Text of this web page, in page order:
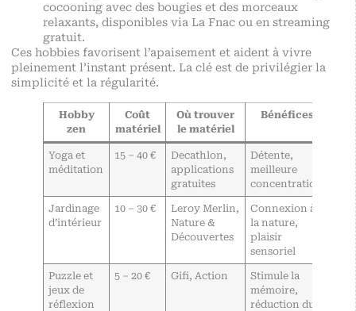
cocooning avec des bougies et des morceaux
relaxants, disponibles via La Fnac ou en streaming
gratuit.
Ces hobbies favorisent l’apaisement et aident à vivre
pleinement l’instant présent. La clé est de privilégier la
simplicité et la régularité.
Hobby
zen
Coût
matériel
Où trouver
le matériel
Bénéfices
Yoga et
méditation
15 – 40 €
Decathlon,
applications
gratuites
Détente,
meilleure
concentration
Jardinage
d’intérieur
10 – 30 €
Leroy Merlin,
Nature &
Découvertes
Connexion à
la nature,
plaisir
sensoriel
Puzzle et
jeux de
réflexion
5 – 20 € Gifi, Action
Stimule la
mémoire,
réduction du